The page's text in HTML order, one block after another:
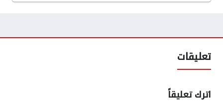
تعليقات
اترك تعليقاً